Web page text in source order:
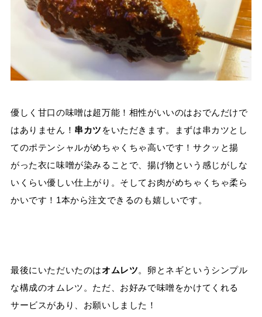
優しく甘口の味噌は超万能！相性がいいのはおでんだけで
はありません！ 串カツ をいただきます。まずは串カツとし
てのポテンシャルがめちゃくちゃ高いです！サクッと揚
がった衣に味噌が染みることで、揚げ物という感じがしな
いくらい優しい仕上がり。そしてお肉がめちゃくちゃ柔ら
かいです！1本から注文できるのも嬉しいです。
最後にいただいたのはオムレツ。卵とネギというシンプル
な構成のオムレツ。ただ、お好みで味噌をかけてくれる
サービスがあり、お願いしました！